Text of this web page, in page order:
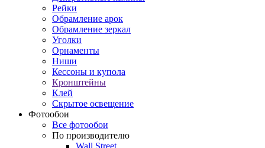
Рейки
Обрамление арок
Обрамление зеркал
Уголки
Орнаменты
Ниши
Кессоны и купола
Кронштейны
Клей
Скрытое освещение
Фотообои
Все фотообои
По производителю
Wall Street